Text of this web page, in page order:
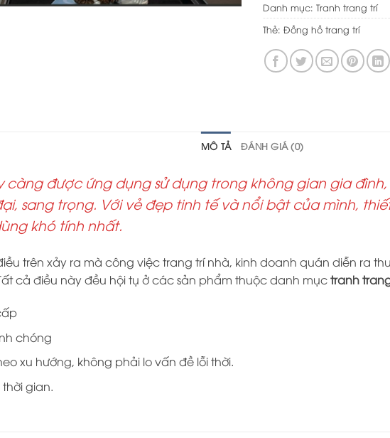
Danh mục: Tranh trang trí
Thẻ: Đồng hồ trang trí
MÔ TẢ ĐÁNH GIÁ (0)
càng được ứng dụng sử dụng trong không gian gia
sang trọng. Với vẻ đẹp tinh tế và nổi bật của mình,
khó tính nhất.
trên xảy ra mà công việc trang trí nhà, kinh doanh quán diễn ra
cả điều này đều hội tụ ở các sản phẩm thuộc danh mụctranh
chóng
xu hướng, không phải lo vấn đề lỗi thời.
thời gian.